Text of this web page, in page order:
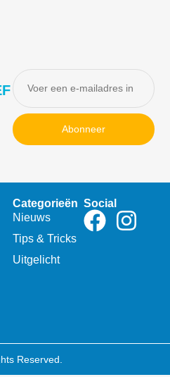
Abonneer
Categorieën
Nieuws
Tips & Tricks
Uitgelicht
Social
Reserved.